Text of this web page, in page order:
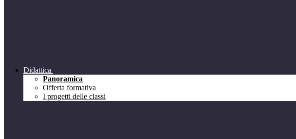
Didattica
Panoramica
Offerta formativa
I progetti delle classi